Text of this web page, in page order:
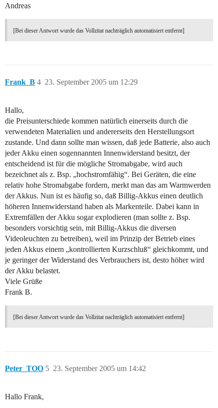
Andreas
[Bei dieser Antwort wurde das Vollzitat nachträglich automatisiert entfernt]
Frank_B 23. September 2005 um 12:29
4
Hallo,
die Preisunterschiede kommen natürlich einerseits durch die
verwendeten Materialien und andererseits den Herstellungsort
zustande. Und dann sollte man wissen, daß jede Batterie, also auch
jeder Akku einen sogennannten Innenwiderstand besitzt, der
entscheidend ist für die mögliche Stromabgabe, wird auch
bezeichnet als z. Bsp. „hochstromfähig“. Bei Geräten, die eine
relativ hohe Stromabgabe fordern, merkt man das am Warmwerden
der Akkus. Nun ist es häufig so, daß Billig-Akkus einen deutlich
höheren Innenwiderstand haben als Markenteile. Dabei kann in
Extremfällen der Akku sogar explodieren (man sollte z. Bsp.
besonders vorsichtig sein, mit Billig-Akkus die diversen
Videoleuchten zu betreiben), weil im Prinzip der Betrieb eines
jeden Akkus einem „kontrollierten Kurzschluß“ gleichkommt, und
je geringer der Widerstand des Verbrauchers ist, desto höher wird
der Akku belastet.
Viele Grüße
Frank B.
[Bei dieser Antwort wurde das Vollzitat nachträglich automatisiert entfernt]
Peter_TOO 23. September 2005 um 14:42
5
Hallo Frank,